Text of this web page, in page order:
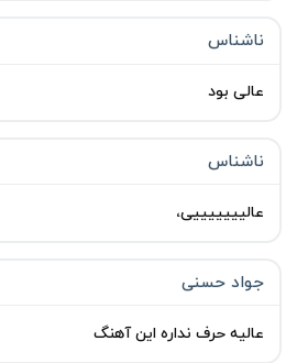
ناشناس
عالی بود
ناشناس
عالیییییییی،
جواد حسنی
عالیه حرف نداره این آهنگ